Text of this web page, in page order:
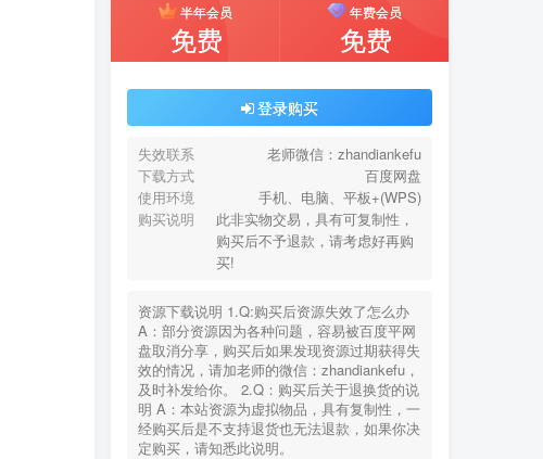
半年会员
免费
年费会员
免费
登录购买
失效联系
老师微信：zhandiankefu
下载方式
百度网盘
使用环境
手机、电脑、平板+(WPS)
购买说明
此非实物交易，具有可复制性，
购买后不予退款，请考虑好再购
买!
资源下载说明 1.Q:购买后资源失效了怎么办
A：部分资源因为各种问题，容易被百度平网
盘取消分享，购买后如果发现资源过期获得失
效的情况，请加老师的微信：zhandiankefu，
及时补发给你。 2.Q：购买后关于退换货的说
明 A：本站资源为虚拟物品，具有复制性，一
经购买后是不支持退货也无法退款，如果你决
定购买，请知悉此说明。